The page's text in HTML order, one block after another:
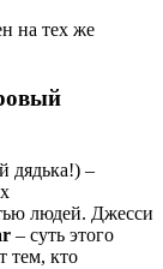
на тех же
дядька!) –
людей. Джесси
– суть этого
тем, кто